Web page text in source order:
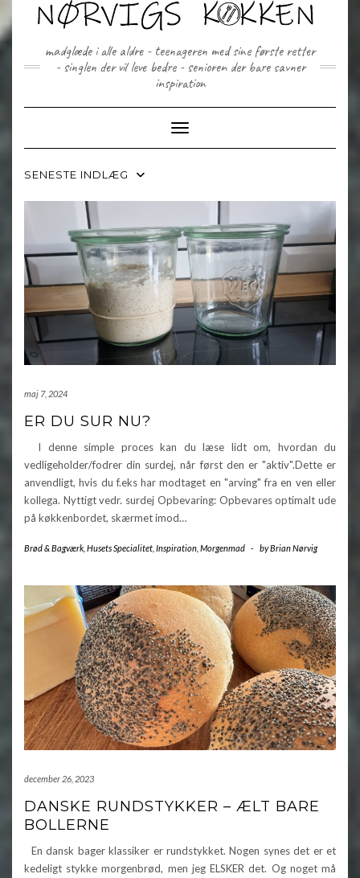
content
madglæde i alle aldre - teenageren med sine første retter
- singlen der vil leve bedre - senioren der bare savner
inspiration
Toggle Navigation
SENESTE INDLÆG
maj 7, 2024
ER DU SUR NU?
I denne simple proces kan du læse lidt om, hvordan du
vedligeholder/fodrer din surdej, når først den er "aktiv".Dette er
anvendligt, hvis du f.eks har modtaget en "arving" fra en ven eller
kollega. Nyttigt vedr. surdej Opbevaring: Opbevares optimalt ude
på køkkenbordet, skærmet imod…
Brød & Bagværk Husets Specialitet Inspiration Morgenmad - byBrian Nørvig
december 26, 2023
DANSKE RUNDSTYKKER – ÆLT BARE
BOLLERNE
En dansk bager klassiker er rundstykket. Nogen synes det er et
kedeligt stykke morgenbrød, men jeg ELSKER det. Og noget må